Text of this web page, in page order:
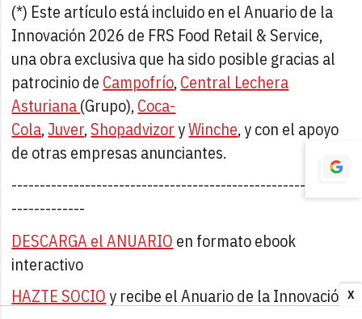
X
(*) Este artículo está incluido en el Anuario de la
Innovación 2026 de FRS Food Retail & Service,
una obra exclusiva que ha sido posible gracias al
patrocinio de Campofrío,Central Lechera
Asturiana(Grupo),Coca-
Cola,Juver,ShopadvizoryWinche, y con el apoyo
de otras empresas anunciantes.
-----------------------------------------------------------
-------------
DESCARGA el ANUARIO en formato ebook
interactivo
HAZTE SOCIOy recibe el Anuario de la Innovación